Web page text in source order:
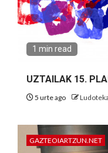
1 min read
UZTAILAK 15.
5 urte ago Ludoteka
GAZTEOIARTZUN.NET